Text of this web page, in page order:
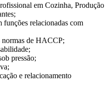
em Cozinha, Produção
relacionadas com
normas de HACCP;
pressão;
e relacionamento